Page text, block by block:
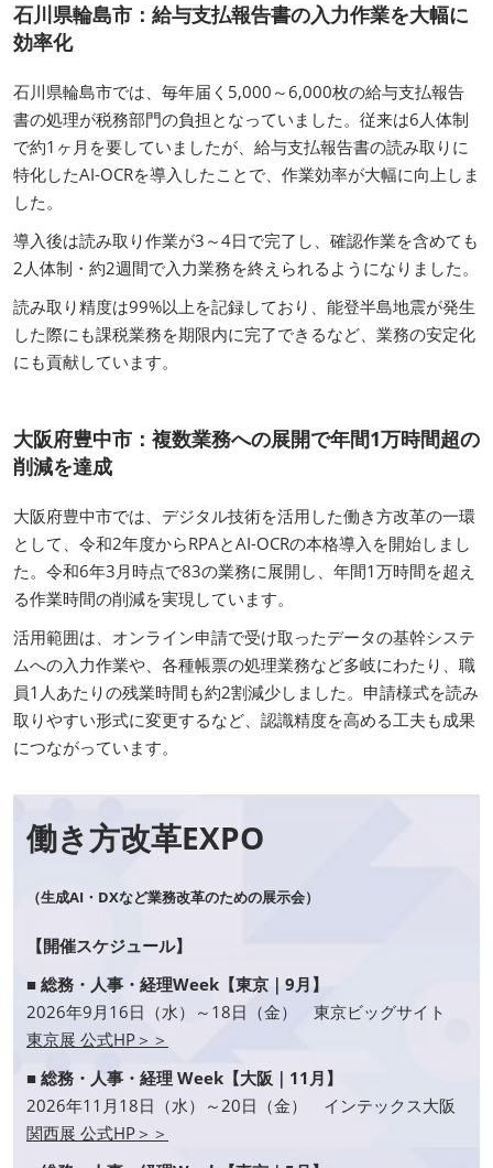
石川県輪島市：給与支払報告書の入力作業を大幅に
効率化
石川県輪島市では、毎年届く5,000～6,000枚の給与支払報告
書の処理が税務部門の負担となっていました。従来は6人体制
で約1ヶ月を要していましたが、給与支払報告書の読み取りに
特化したAI-OCRを導入したことで、作業効率が大幅に向上しま
した。
導入後は読み取り作業が3～4日で完了し、確認作業を含めても
2人体制・約2週間で入力業務を終えられるようになりました。
読み取り精度は99%以上を記録しており、能登半島地震が発生
した際にも課税業務を期限内に完了できるなど、業務の安定化
にも貢献しています。
大阪府豊中市：複数業務への展開で年間1万時間超の
削減を達成
大阪府豊中市では、デジタル技術を活用した働き方改革の一環
として、令和2年度からRPAとAI-OCRの本格導入を開始しまし
た。令和6年3月時点で83の業務に展開し、年間1万時間を超え
る作業時間の削減を実現しています。
活用範囲は、オンライン申請で受け取ったデータの基幹システ
ムへの入力作業や、各種帳票の処理業務など多岐にわたり、職
員1人あたりの残業時間も約2割減少しました。申請様式を読み
取りやすい形式に変更するなど、認識精度を高める工夫も成果
につながっています。
働き方改革EXPO
（生成AI・DXなど業務改革のための展示会）
【開催スケジュール】
■ 総務・人事・経理Week【東京｜9月】
2026年9月16日（水）～18日（金） 東京ビッグサイト
東京展 公式HP＞＞
■ 総務・人事・経理 Week【大阪｜11月】
2026年11月18日（水）～20日（金） インテックス大阪
関西展 公式HP＞＞